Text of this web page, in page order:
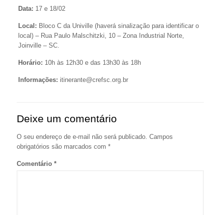
Data: 17 e 18/02
Local: Bloco C da Univille (haverá sinalização para identificar o
local) – Rua Paulo Malschitzki, 10 – Zona Industrial Norte,
Joinville – SC.
Horário: 10h às 12h30 e das 13h30 às 18h
Informações: itinerante@crefsc.org.br
Deixe um comentário
O seu endereço de e-mail não será publicado. Campos
obrigatórios são marcados com *
Comentário *